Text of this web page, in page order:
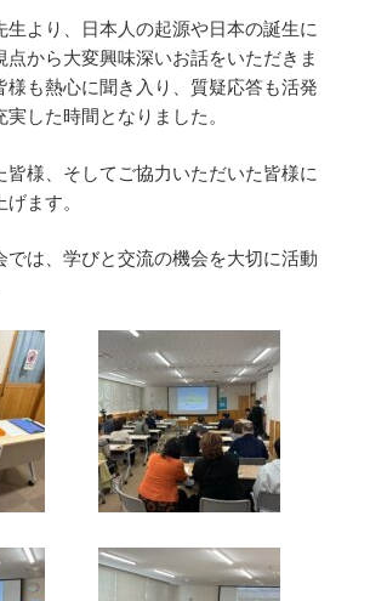
生より、日本人の起源や日本の誕生に
点から大変興味深いお話をいただきま
様も熱心に聞き入り、質疑応答も活発
した時間となりました。
皆様、そしてご協力いただいた皆様に
ます。
では、学びと交流の機会を大切に活動